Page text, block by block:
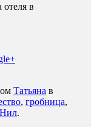
в
Татьяна в
, гробница,
Нил.